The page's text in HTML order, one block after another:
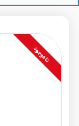
نا موجود